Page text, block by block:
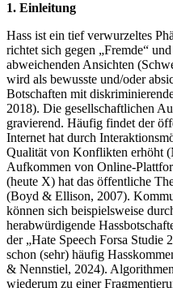
1. Einleitung
Hass ist ein tief verwurzeltes
richtet sich gegen „Fremde“
abweichenden Ansichten
wird als bewusste und/oder
Botschaften mit
2018). Die gesellschaftlichen
gravierend. Häufig findet der
Internet hat durch
Qualität von Konflikten erhöht
Aufkommen von Online-
(heute X) hat das öffentliche
(Boyd & Ellison, 2007).
können sich beispielsweise
herabwürdigende
der „Hate Speech Forsa Studie
schon (sehr) häufig
& Nennstiel, 2024).
wiederum zu einer